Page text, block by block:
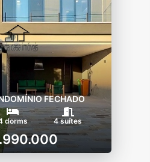
FECHADO
dorms 4 suítes